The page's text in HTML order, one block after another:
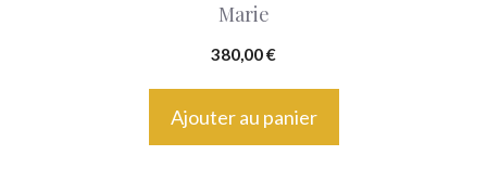
Marie
380,00€
Ajouter au panier